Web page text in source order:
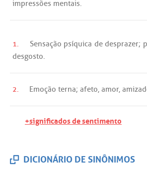
impressões mentais.
1. Sensação psíquica de desprazer;
desgosto.
2. Emoção terna; afeto, amor,
+significados de sentimento
DICIONÁRIO DE SINÔNIMOS